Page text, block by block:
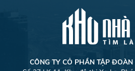
CÔNG TY CỎ PHẦN TẬP ĐOÀN